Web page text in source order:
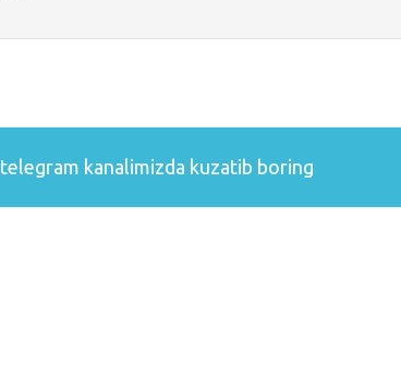
telegram kanalimizda kuzatib boring